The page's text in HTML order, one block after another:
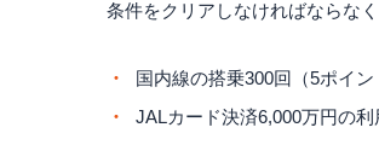
条件をクリアしなければならなく
国内線の搭乗300回（5ポイン
JALカード決済6,000万円の利